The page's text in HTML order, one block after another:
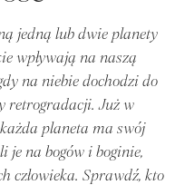
jedną lub dwie planety
wpływają na naszą
na niebie dochodzi do
retrogradacji. Już w
planeta ma swój
na bogów i boginie,
człowieka. Sprawdź, kto